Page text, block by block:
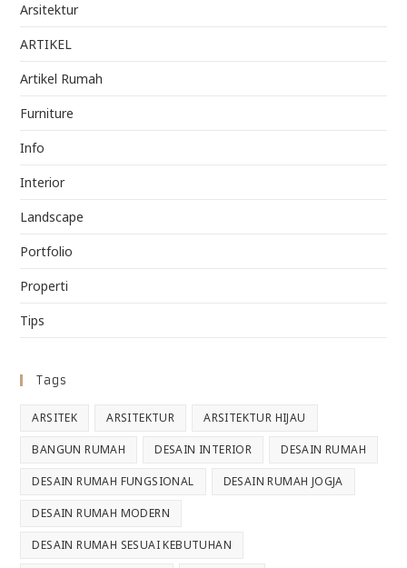
Arsitektur
ARTIKEL
Artikel Rumah
Furniture
Info
Interior
Landscape
Portfolio
Properti
Tips
Tags
ARSITEK ARSITEKTUR ARSITEKTUR HIJAU
BANGUN RUMAH DESAIN INTERIOR DESAIN RUMAH
DESAIN RUMAH FUNGSIONAL DESAIN RUMAH JOGJA
DESAIN RUMAH MODERN
DESAIN RUMAH SESUAI KEBUTUHAN